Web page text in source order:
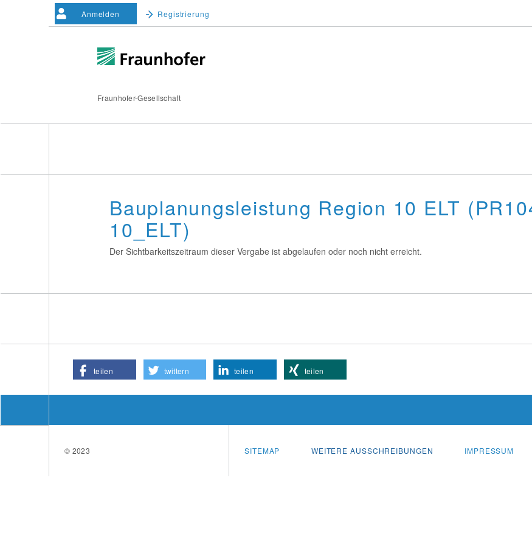
Fraunhofer-Gesellschaft
Anmelden Registrierung
Bauplanungsleistung Region 10 ELT
10_ELT)
Der Sichtbarkeitszeitraum dieser Vergabe ist abgelaufen oder noch nicht erreicht.
teilen twittern teilen teilen
SITEMAP WEITERE AUSSCHREIBUNGEN IMPRESSUM
© 2023